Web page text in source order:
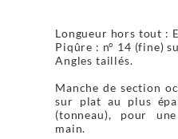
Longueur hors tout :
Piqûre : n° 14 (fine)
Angles taillés.
Manche de section
sur plat au plus
(tonneau), pour
main.